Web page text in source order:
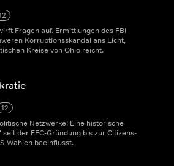
Fragen auf. Ermittlungen des FBI
Korruptionsskandal ans Licht,
Kreise von Ohio reicht.
12
Netzwerke: Eine historische
der FEC-Gründung bis zur Citizens-
Wahlen beeinflusst.